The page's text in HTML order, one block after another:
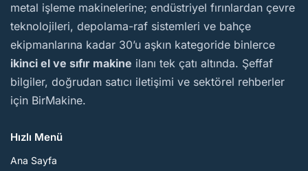
metal işleme makinelerine; endüstriyel fırınlardan çevre
teknolojileri, depolama-raf sistemleri ve bahçe
ekipmanlarına kadar 30’u aşkın kategoride binlerce
ikinci el ve sıfır makine ilanı tek çatı altında. Şeffaf
bilgiler, doğrudan satıcı iletişimi ve sektörel rehberler
için BirMakine.
Hızlı Menü
Ana Sayfa